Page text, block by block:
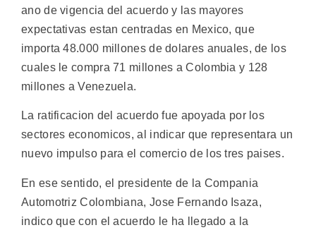
ano de vigencia del acuerdo y las mayores
expectativas estan centradas en Mexico, que
importa 48.000 millones de dolares anuales, de los
cuales le compra 71 millones a Colombia y 128
millones a Venezuela.
La ratificacion del acuerdo fue apoyada por los
sectores economicos, al indicar que representara un
nuevo impulso para el comercio de los tres paises.
En ese sentido, el presidente de la Compania
Automotriz Colombiana, Jose Fernando Isaza,
indico que con el acuerdo le ha llegado a la